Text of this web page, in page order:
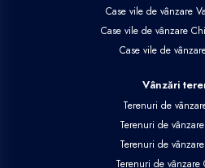
Case vile de vânzare
Case vile de vânzare
Case vile de
Vânzări
Terenuri de
Terenuri de
Terenuri de
Terenuri de